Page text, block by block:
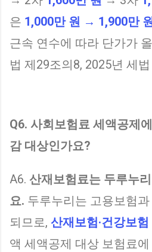
은 1,000만 원 → 1,900만
근속 연수에 따라 단가가
법 제29조의8, 2025년 세법
Q6. 사회보험료 세액공제
감 대상인가요?
A6. 산재보험료는 두루누
요. 두루누리는 고용보험
되므로, 산재보험·건강보
액 세액공제 대상 보험료